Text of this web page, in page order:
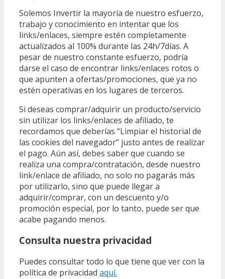
Solemos Invertir la mayoría de nuestro esfuerzo,
trabajo y conocimiento en intentar que los
links/enlaces, siempre estén completamente
actualizados al 100% durante las 24h/7días. A
pesar de nuestro constante esfuerzo, podría
darse el caso de encontrar links/enlaces rotos o
que apunten a ofertas/promociones, que ya no
estén operativas en los lugares de terceros.
Si deseas comprar/adquirir un producto/servicio
sin utilizar los links/enlaces de afiliado, te
recordamos que deberías “Limpiar el historial de
las cookies del navegador” justo antes de realizar
el pago. Aún así, debes saber que cuando se
realiza una compra/contratación, desde nuestro
link/enlace de afiliado, no solo no pagarás más
por utilizarlo, sino que puede llegar a
adquirir/comprar, con un descuento y/o
promoción especial, por lo tanto, puede ser que
acabe pagando menos.
Consulta nuestra privacidad
Puedes consultar todo lo que tiene que ver con la
política de privacidad aquí.